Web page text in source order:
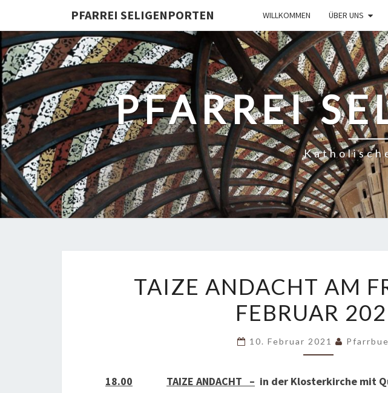
PFARREI SELIGENPORTEN WILLKOMMEN ÜBER UNS
PFARREI
ANDACHT
AM
FREITAG
21.
2021
TAIZE ANDACHT AM
FEBRUAR
10. Februar 2021
18.00 TAIZE ANDACHT – in der Klosterkirche mit